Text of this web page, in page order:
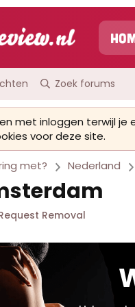
Zoek forums
met inloggen terwijl je
voor deze site.
met? Nederland
Removal